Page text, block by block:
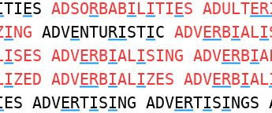
TIES ADSORBABILITIES ADULT
ING ADVENTURISTIC ADVERBIALI
ISES ADVERBIALISING ADVERBI
IZED ADVERBIALIZES ADVERBIAL
ES ADVERTISING ADVERTISINGS